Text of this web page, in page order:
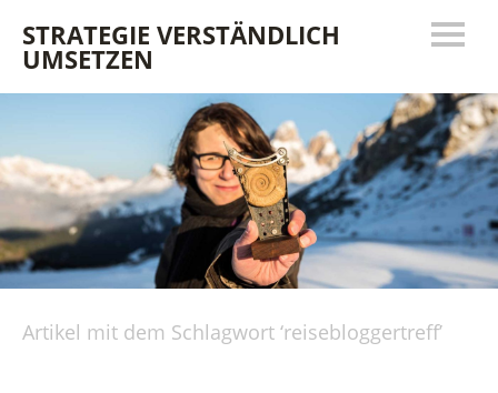
STRATEGIE VERSTÄNDLICH
UMSETZEN
Artikel mit dem Schlagwort ‘reisebloggertreff’